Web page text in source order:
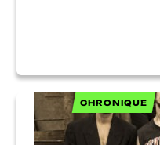
CHRONIQUE